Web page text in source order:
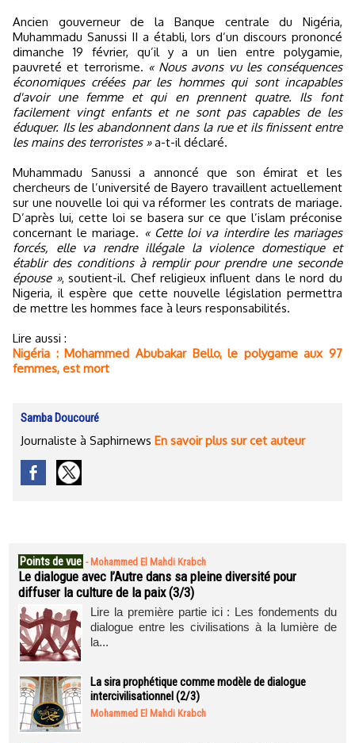
Ancien gouverneur de la Banque centrale du Nigéria,
Muhammadu Sanussi II a établi, lors d’un discours prononcé
dimanche 19 février, qu’il y a un lien entre polygamie,
pauvreté et terrorisme. « Nous avons vu les conséquences
économiques créées par les hommes qui sont incapables
d'avoir une femme et qui en prennent quatre. Ils font
facilement vingt enfants et ne sont pas capables de les
éduquer. Ils les abandonnent dans la rue et ils finissent entre
les mains des terroristes »a-t-il déclaré.
Muhammadu Sanussi a annoncé que son émirat et les
chercheurs de l’université de Bayero travaillent actuellement
sur une nouvelle loi qui va réformer les contrats de mariage.
D’après lui, cette loi se basera sur ce que l’islam préconise
concernant le mariage. « Cette loi va interdire les mariages
forcés, elle va rendre illégale la violence domestique et
établir des conditions à remplir pour prendre une seconde
épouse », soutient-il. Chef religieux influent dans le nord du
Nigeria, il espère que cette nouvelle législation permettra
de mettre les hommes face à leurs responsabilités.
Lire aussi :
Nigéria : Mohammed Abubakar Bello, le polygame aux 97
femmes, est mort
Samba Doucouré
Journaliste à Saphirnews En savoir plus sur cet auteur
Points de vue - Mohammed El Mahdi Krabch
Le dialogue avec l’Autre dans sa pleine diversité pour
diffuser la culture de la paix (3/3)
Lire la première partie ici : Les fondements du
dialogue entre les civilisations à la lumière de
la...
La sira prophétique comme modèle de dialogue
intercivilisationnel (2/3)
Mohammed El Mahdi Krabch